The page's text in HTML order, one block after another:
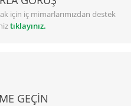
için iç mimarlarımızdan destek
tıklayınız.
GEÇİN